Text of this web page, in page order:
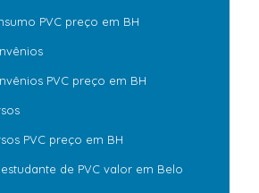
PVC preço em BH
PVC preço em BH
PVC preço em BH
de PVC valor em Belo